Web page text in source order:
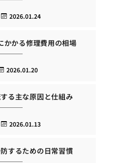
2026.01.24
かかる修理費用の相場
2026.01.20
る主な原因と仕組み
2026.01.13
するための日常習慣